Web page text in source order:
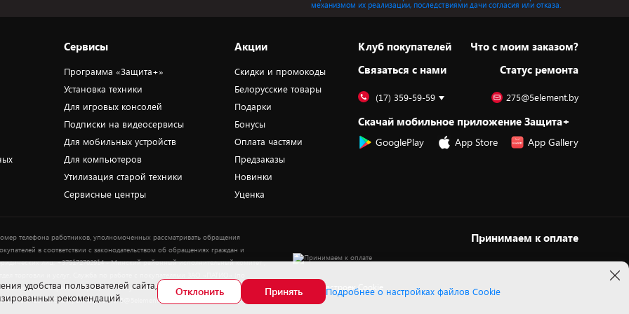
механизмом их реализации, последствиями дачи согласия или отказа.
Сервисы
Программа «Защита+»
Установка техники
Для игровых консолей
Подписки на видеосервисы
Для мобильных устройств
Для компьютеров
Утилизация старой техники
Сервисные центры
Акции
Скидки и промокоды
Белорусские товары
Подарки
Бонусы
Оплата частями
Предзаказы
Новинки
Уценка
Клуб покупателей
Cвязаться с нами
Что с моим заказом?
Статус ремонта
(17) 359-59-59 275@5element.by
Скачай мобильное приложение Защита+
GooglePlay App Store App Gallery
телефона работников, уполномоченных рассматривать обращения
в соответствии с законодательством об обращениях граждан и
лиц: +375172702914 - Минский районный исполнительный комитет ,
рассмотрения обращения покупателей о нарушении их прав): Тел.:
359-23-83. Электронная почта: 5@5element.by
Принимаем к оплате
Выбор настроек Cookie
удобства пользователей сайта,
рекомендаций.
Отклонить Принять Подробнее о настройках файлов Cookie